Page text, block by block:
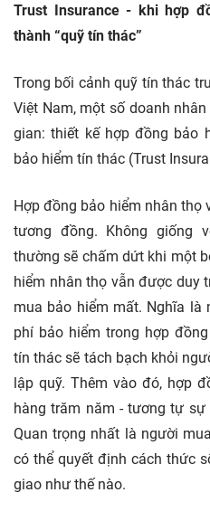
Trust Insurance - khi hợp
thành “quỹ tín thác”
Trong bối cảnh quỹ tín thác
Việt Nam, một số doanh
gian: thiết kế hợp đồng bảo
bảo hiểm tín thác (Trust
Hợp đồng bảo hiểm nhân thọ
tương đồng. Không giống
thường sẽ chấm dứt khi một
hiểm nhân thọ vẫn được duy
mua bảo hiểm mất. Nghĩa
phí bảo hiểm trong hợp
tín thác sẽ tách bạch khỏi
lập quỹ. Thêm vào đó, hợp
hàng trăm năm - tương tự
Quan trọng nhất là người
có thể quyết định cách thức
giao như thế nào.